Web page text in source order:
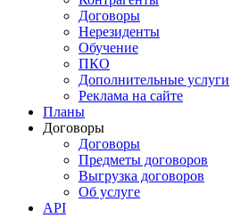
Договоры
Нерезиденты
Обучение
ПКО
Дополнительные услуги
Реклама на сайте
Планы
Договоры
Договоры
Предметы договоров
Выгрузка договоров
Об услуге
API